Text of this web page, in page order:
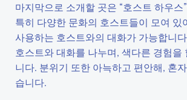
마지막으로 소개할 곳은 “호스트 하우스
특히 다양한 문화의 호스트들이 모여 있
사용하는 호스트와의 대화가 가능합니
호스트와 대화를 나누며, 색다른 경험을
니다. 분위기 또한 아늑하고 편안해, 혼
습니다.